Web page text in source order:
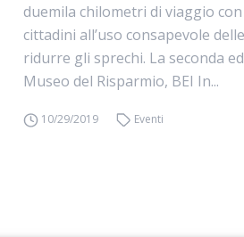
duemila chilometri di viaggio
cittadini all’uso consapevole
ridurre gli sprechi. La seconda
Museo del Risparmio, BEI In...
10/29/2019 Eventi